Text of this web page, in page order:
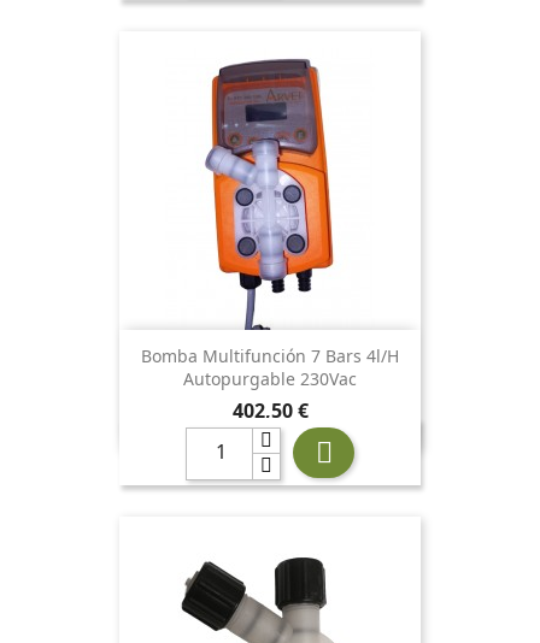
Bomba Multifunción 7 Bars 4l/h
Autopurgable 230Vac
Precio
402,50 €
